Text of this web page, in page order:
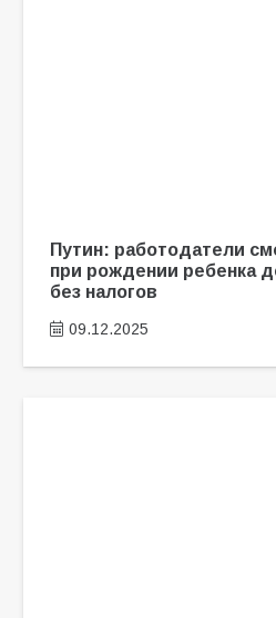
Путин: работодатели
при рождении ребенка
без налогов
09.12.2025